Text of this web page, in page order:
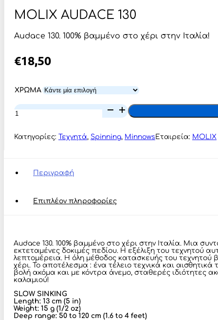
MOLIX AUDACE 130
Αudace 130. 100% βαμμένο στο χέρι στην Ιταλία!
€18,50
ΧΡΩΜΑ
MOLIX
AUDACE
ποσότητα
Κατηγορίες: Τεχνητά, Spinning, Minnows Εταιρεία: MOLIX
Περιγραφή
Επιπλέον πληροφορίες
Αudace 130. 100% βαμμένο στο χέρι στην Ιταλία. Μια
εκτεταμένες δοκιμές πεδίου. Η εξέλιξη του
λεπτομέρεια. Η όλη μέθοδος κατασκευής του τεχνητού
χέρι. Το αποτέλεσμα : ένα τέλειο τεχνικά και
βολή ακόμα και με κόντρα άνεμο, σταθερές ιδιότητες
καλαμιού!
SLOW SINKING
Length: 13 cm (5 in)
Weight: 15 g (1/2 oz)
Deep range: 50 to 120 cm (1.6 to 4 feet)